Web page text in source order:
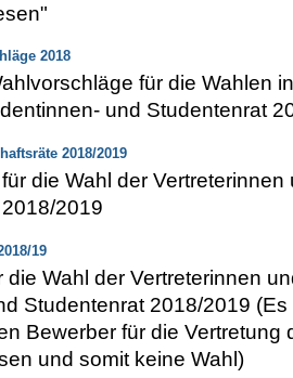
2018
für die Wahlen
und Studentenrat
2018/2019
die Wahl der Vertreterinnen
2019
19
die Wahl der Vertreterinnen
Studentenrat 2018/2019
Bewerber für die Vertretung
und somit keine Wahl)